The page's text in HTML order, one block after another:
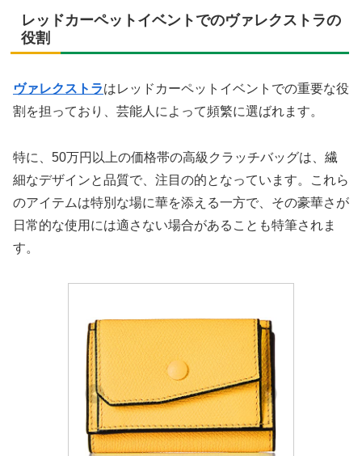
レッドカーペットイベントでのヴァレクストラの
役割
ヴァレクストラはレッドカーペットイベントでの重要な役
割を担っており、芸能人によって頻繁に選ばれます。
特に、50万円以上の価格帯の高級クラッチバッグは、繊
細なデザインと品質で、注目の的となっています。これら
のアイテムは特別な場に華を添える一方で、その豪華さが
日常的な使用には適さない場合があることも特筆されま
す。